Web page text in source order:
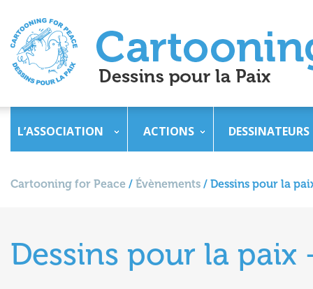
L’ASSOCIATION ACTIONS DESSINATEURS
Cartooning for Peace / Évènements / Dessins pour la
Dessins pour la paix